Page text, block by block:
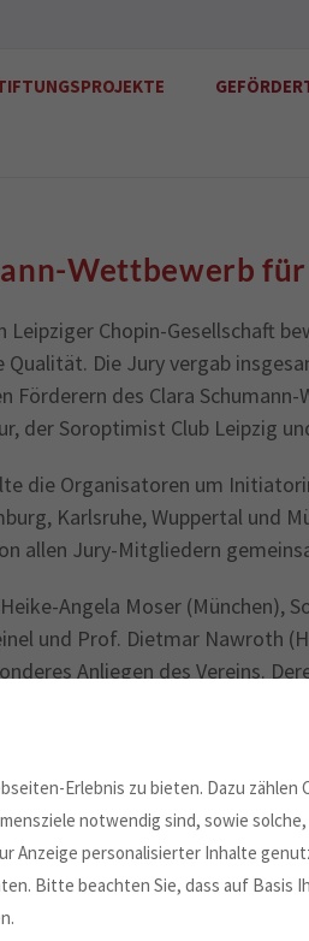
Wettbewerb
Chopin-Gesellschaft
Die Jury vergab
des Clara
der Soroptimist Club Leipzig
die Organisatoren um
Karlsruhe, Wuppertal und
allen Jury-Mitgliedern
Angela Moser
und Prof. Dietmar Nawroth
Anliegen des Vereins.
von Clara Schumann
ist Teil der Leipziger Chopin-
CLARA19 ins Leben gerufen.
Erlebnis zu bieten. Dazu
notwendig sind, sowie
personalisierter Inhalte
Bitte beachten Sie, dass auf Basis